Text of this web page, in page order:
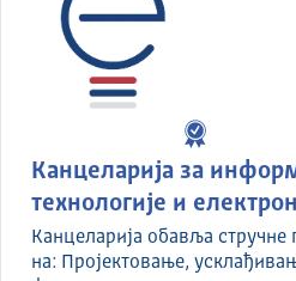
Канцеларија за
технологије и
Канцеларија обавља стручне
на: Пројектовање,